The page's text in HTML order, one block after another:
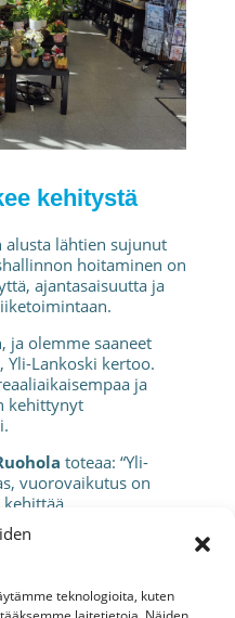
teknologioita, kuten
kehitystä
alusta lähtien sujunut
hoitaminen on
ajantasaisuutta ja
ja olemme saaneet
Yli-Lankoski kertoo.
ja
kehittynyt
toteaa: “Yli-
vuorovaikutus on
kehittää
ja tilitoimiston
Flotiina on hyvä